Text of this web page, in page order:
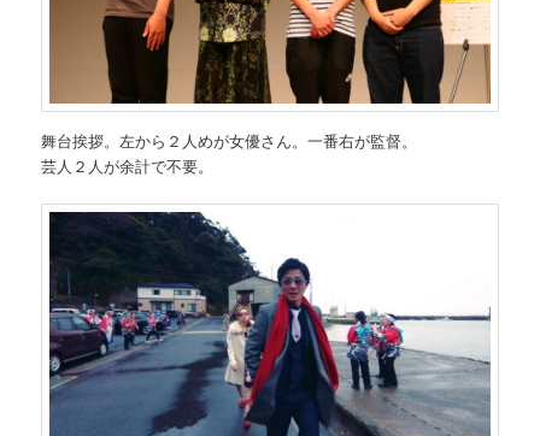
舞台挨拶。左から２人めが女優さん。一番右が監督。
芸人２人が余計で不要。